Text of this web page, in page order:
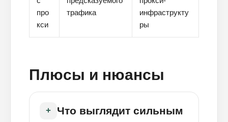
про
кси
трафика
инфраструкту
ры
Плюсы и нюансы
+ Что выглядит сильным